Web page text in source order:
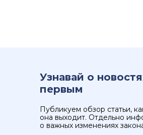
Узнавай о
первым
Публикуем обзор статьи,
она выходит. Отдельно
о важных изменениях